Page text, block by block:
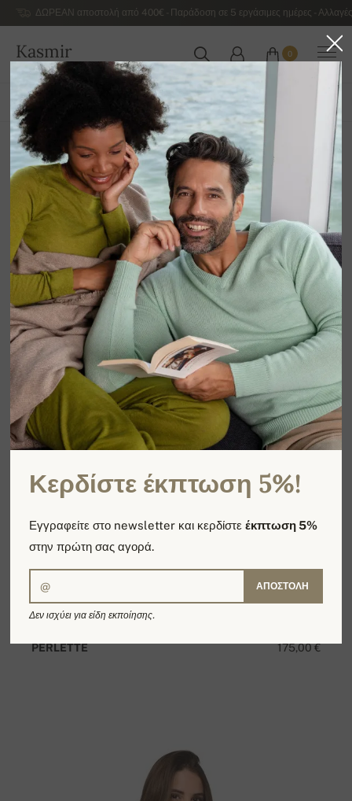
ΔΩΡΕΑΝ αποστολή από 400€ - Παράδοση σε 5 εργάσιμες ημέρες -
Kasmir
ΕΛΛΆΔΑ
0
Κασμίρ και βαμβάκι
12 Ταξινόμηση κατά Φίλτρο
ΌΛΑ ΤΑ ΠΡΟΪΌΝΤΑ ΆΝΟΙΞΗ / ΚΑΛΟΚΑΊΡΙ ΑΠΟΚΛΕΙΣΤΙΚΉ 2026
175,00 €
PERLETTE
Κερδίστε έκπτωση 5%!
Εγγραφείτε στο newsletter και κερδίστεέκπτωση 5%
στην πρώτη σας αγορά.
ΑΠΟΣΤΟΛΉ
Δεν ισχύει για είδη εκποίησης.